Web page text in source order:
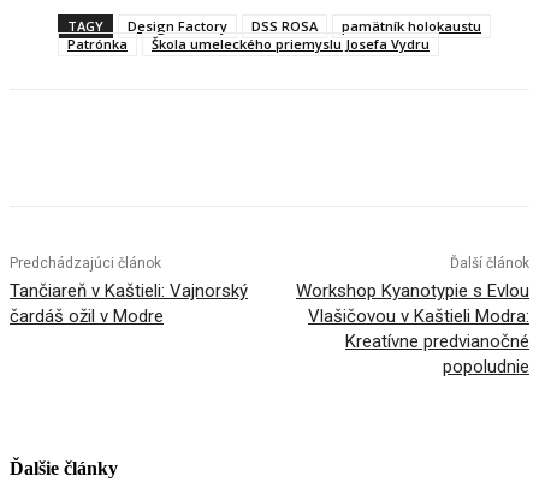
TAGY Design Factory DSS ROSA
pamätník holokaustu
Patrónka
Škola umeleckého priemyslu Josefa Vydru
Predchádzajúci článok
Tančiareň v Kaštieli: Vajnorský
čardáš ožil v Modre
Ďalší článok
Workshop Kyanotypie s Evlou
Vlašičovou v Kaštieli Modra:
Kreatívne predvianočné
popoludnie
Ďalšie články